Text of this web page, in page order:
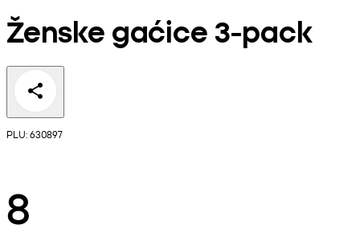
Ženske gaćice 3-pack
PLU: 630897
8